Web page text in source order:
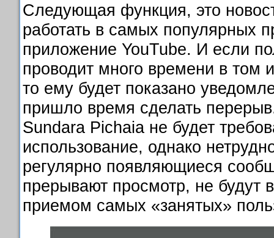
Следующая функция, это
работать в самых популярных
приложение YouTube. И если
проводит много времени в том
то ему будет показано
пришло время сделать
Sundara Pichaia не будет
использование, однако
регулярно появляющиеся
прерывают просмотр, не будут
приемом самых «занятых»